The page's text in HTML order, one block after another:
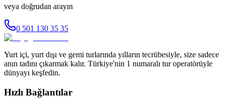
veya doğrudan arayın
0 501 130 35 35
Yurt içi, yurt dışı ve gemi turlarında yılların tecrübesiyle, size sadece
anın tadını çıkarmak kalır. Türkiye'nin 1 numaralı tur operatörüyle
dünyayı keşfedin.
Hızlı Bağlantılar